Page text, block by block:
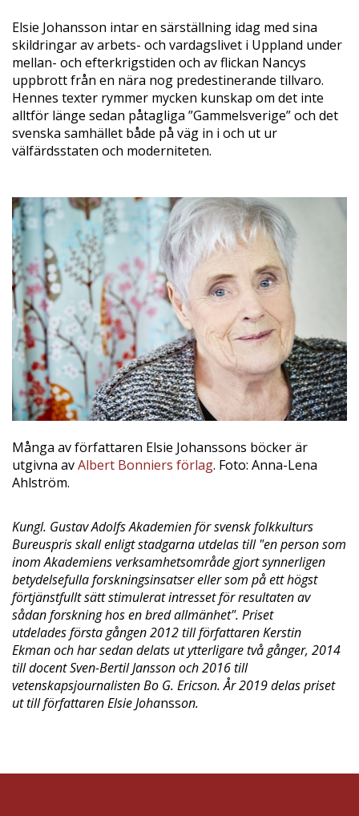
Elsie Johansson intar en särställning idag med sina
skildringar av arbets- och vardagslivet i Uppland under
mellan- och efterkrigstiden och av flickan Nancys
uppbrott från en nära nog predestinerande tillvaro.
Hennes texter rymmer mycken kunskap om det inte
alltför länge sedan påtagliga ”Gammelsverige” och det
svenska samhället både på väg in i och ut ur
välfärdsstaten och moderniteten.
Många av författaren Elsie Johanssons böcker är
utgivna avAlbert Bonniers förlag. Foto: Anna-Lena
Ahlström.
Kungl. Gustav Adolfs Akademien för svensk folkkulturs
Bureuspris skall enligt stadgarna utdelas till "en person som
inom Akademiens verksamhetsområde gjort synnerligen
betydelsefulla forskningsinsatser eller som på ett högst
förtjänstfullt sätt stimulerat intresset för resultaten av
sådan forskning hos en bred allmänhet". Priset
utdelades första gången 2012 till författaren Kerstin
Ekman och har sedan delats ut ytterligare två gånger, 2014
till docent Sven-Bertil Jansson och 2016 till
vetenskapsjournalisten Bo G. Ericson. År 2019 delas priset
ut till författaren Elsie Johansson.